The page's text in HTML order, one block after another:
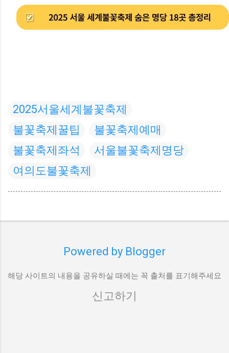
2025서울세계불꽃축제
불꽃축제꿀팁
불꽃축제예매
불꽃축제좌석
서울불꽃축제명당
여의도불꽃축제
Powered by Blogger
해당 사이트의 내용을 공유하실 때에는 꼭 출처를 표기해주세요
신고하기